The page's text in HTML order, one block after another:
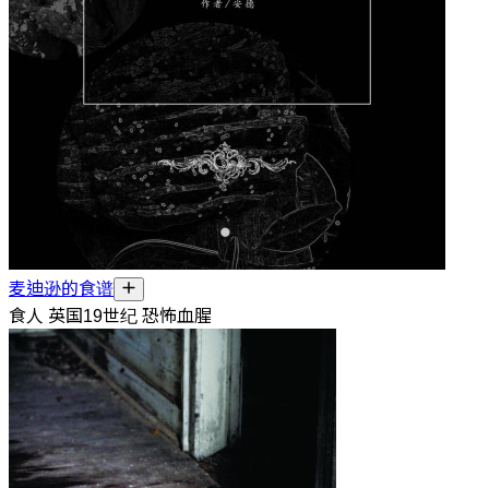
麦迪逊的食谱
食人 英国19世纪 恐怖血腥